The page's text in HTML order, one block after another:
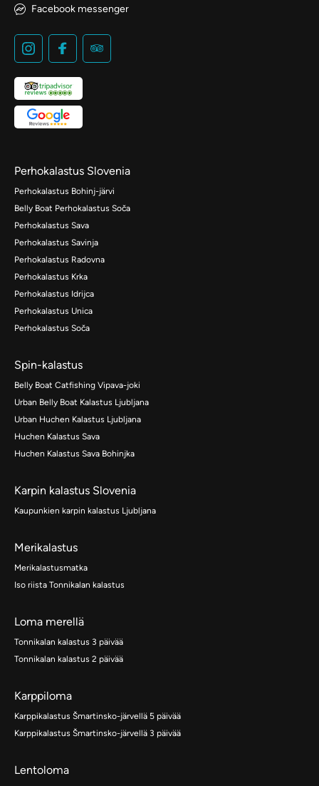
Facebook messenger
Perhokalastus Slovenia
Perhokalastus Bohinj-järvi
Belly Boat Perhokalastus Soča
Perhokalastus Sava
Perhokalastus Savinja
Perhokalastus Radovna
Perhokalastus Krka
Perhokalastus Idrijca
Perhokalastus Unica
Perhokalastus Soča
Spin-kalastus
Belly Boat Catfishing Vipava-joki
Urban Belly Boat Kalastus Ljubljana
Urban Huchen Kalastus Ljubljana
Huchen Kalastus Sava
Huchen Kalastus Sava Bohinjka
Karpin kalastus Slovenia
Kaupunkien karpin kalastus Ljubljana
Merikalastus
Merikalastusmatka
Iso riista Tonnikalan kalastus
Loma merellä
Tonnikalan kalastus 3 päivää
Tonnikalan kalastus 2 päivää
Karppiloma
Karppikalastus Šmartinsko-järvellä 5 päivää
Karppikalastus Šmartinsko-järvellä 3 päivää
Lentoloma